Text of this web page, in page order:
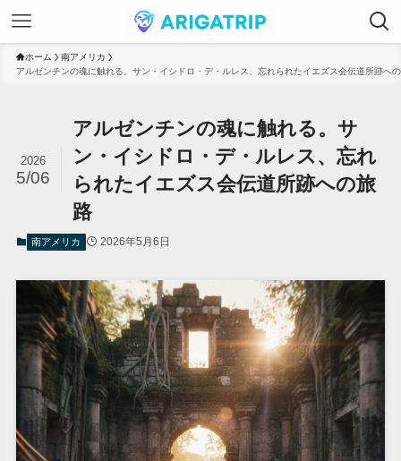
ホーム
南アメリカ
アルゼンチンの魂に触れる。サン・イシドロ・デ・ルレス、忘れられたイエズス会伝道所跡へ
アルゼンチンの魂に触れる。サ
ン・イシドロ・デ・ルレス、忘れ
られたイエズス会伝道所跡への旅
路
2026
5/06
南アメリカ 2026年5月6日